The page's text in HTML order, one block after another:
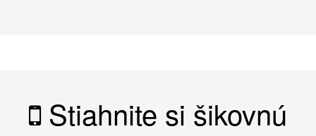
Stiahnite si šikovnú